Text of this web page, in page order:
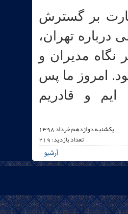
نظارت بر گسترش
درباره تهران،
نگاه مدیران و
به حال و آینده تهران در سال 1356بود. امروز ما پس
ایم و قادریم
يکشنبه دوازدهم خرداد 1398
تعداد بازدید: 219
آرشیو